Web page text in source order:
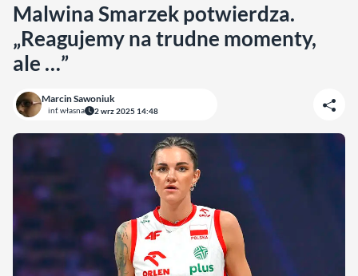
Malwina Smarzek potwierdza.
„Reagujemy na trudne momenty,
ale …”
Marcin Sawoniuk
inf. własna 2 wrz 2025 14:48